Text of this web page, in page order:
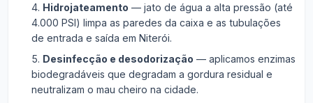
Hidrojateamento — jato de água a alta pressão (até
4.000 PSI) limpa as paredes da caixa e as tubulações
de entrada e saída em Niterói.
Desinfecção e desodorização — aplicamos enzimas
biodegradáveis que degradam a gordura residual e
neutralizam o mau cheiro na cidade.